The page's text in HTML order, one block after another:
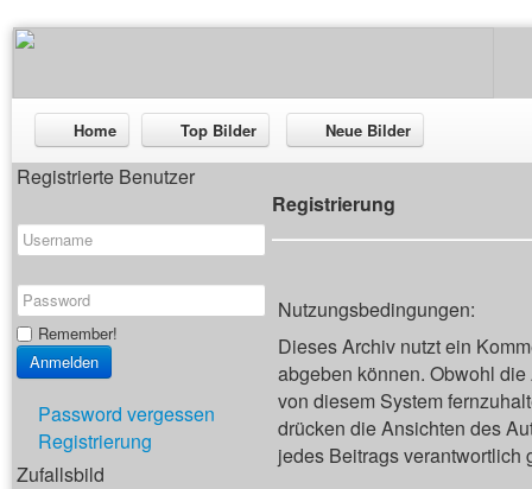
Home Top Bilder Neue Bilder
Registrierte Benutzer
Remember!
Password vergessen
Registrierung
Zufallsbild
Registrierung
Nutzungsbedingungen:
Dieses Archiv nutzt ein
abgeben können. Obwohl
von diesem System
drücken die Ansichten des
jedes Beitrags verantwortlich